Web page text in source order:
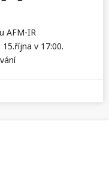
AFM-IR
v 17:00.